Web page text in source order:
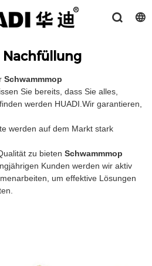
Schwammmop
Sie bereits, dass Sie alles,
werden HUADI.Wir garantieren,
werden auf dem Markt stark
zu bieten Schwammmop
Kunden werden wir aktiv
um effektive Lösungen